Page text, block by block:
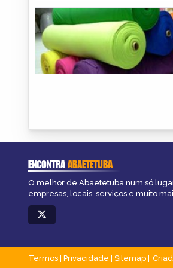
ENCONTRAABAETETUBA
O melhor de Abaetetuba num só
empresas, locais, serviços e muito
Termos Privacidade Sitemap